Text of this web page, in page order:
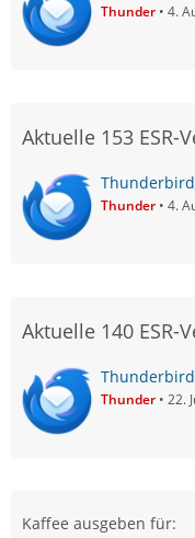
Thunder 4.
Aktuelle 153 ESR-
Thunder 4.
Aktuelle 140 ESR-
Thunder 22.
Kaffee ausgeben für: